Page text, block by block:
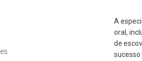
es
A
oral,
de